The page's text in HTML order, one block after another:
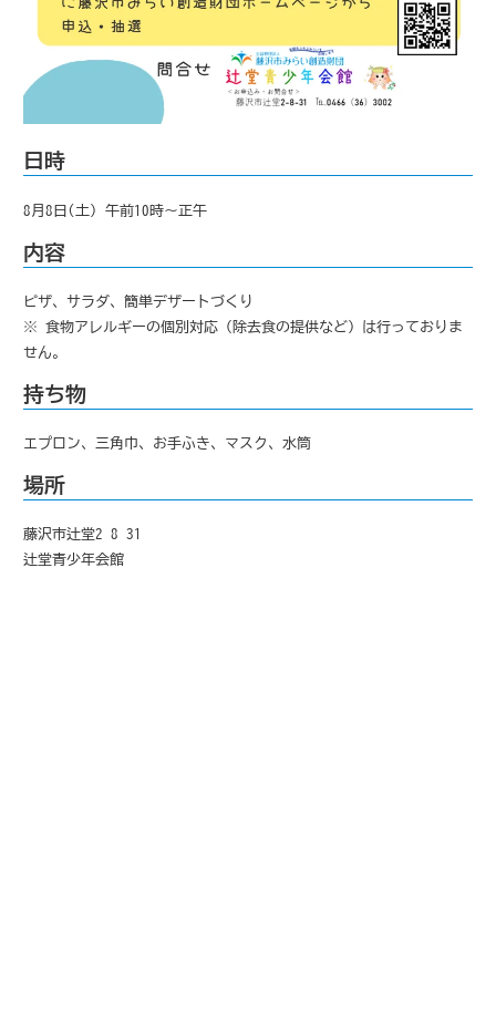
日時
8月8日(土) 午前10時～正午
内容
ピザ、サラダ、簡単デザートづくり
※ 食物アレルギーの個別対応（除去食の提供など）は行っておりま
せん。
持ち物
エプロン、三角巾、お手ふき、マスク、水筒
場所
藤沢市辻堂2-8-31
辻堂青少年会館